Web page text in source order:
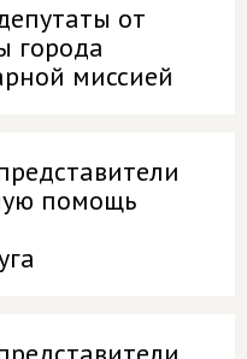
от
города
миссией
помощь